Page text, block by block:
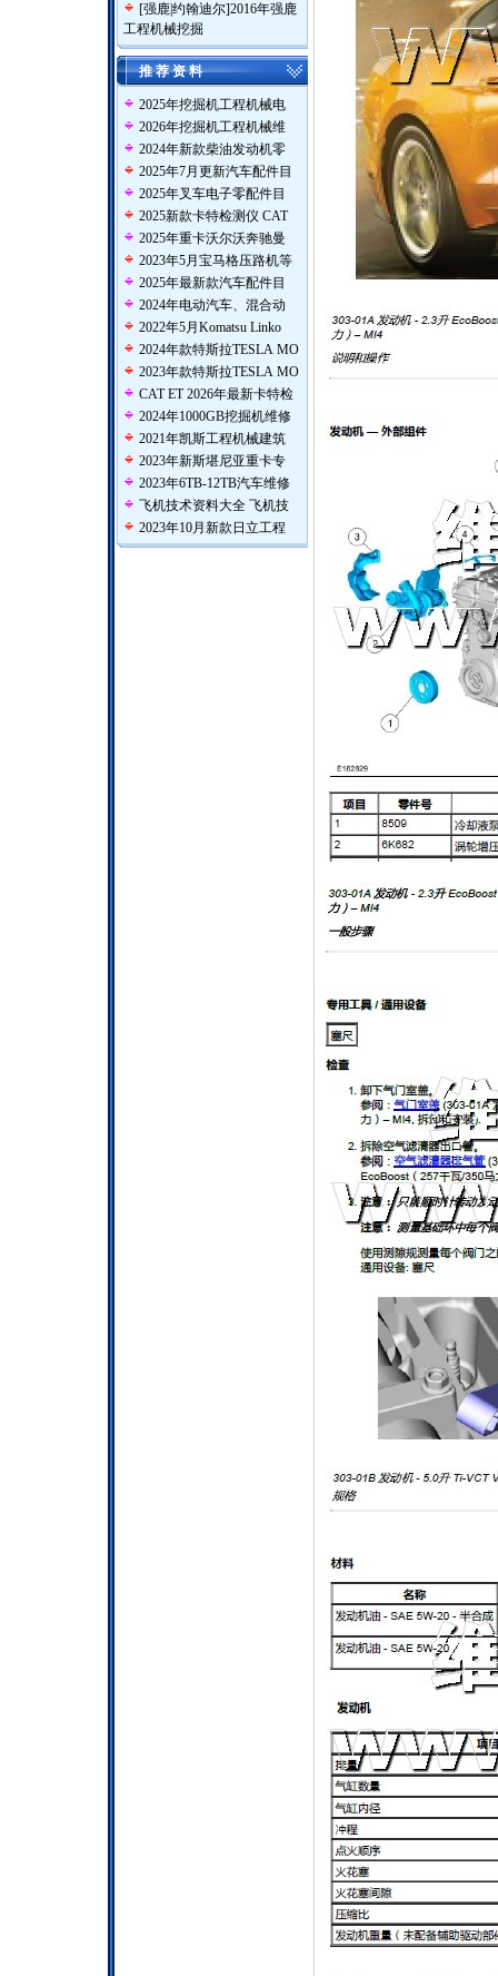
[强鹿|约翰迪尔]2016年强鹿
工程机械挖掘
推 荐 资 料
2025年挖掘机工程机械电
2026年挖掘机工程机械维
2024年新款柴油发动机零
2025年7月更新汽车配件目
2025年叉车电子零配件目
2025新款卡特检测仪 CAT
2025年重卡沃尔沃奔驰曼
2023年5月宝马格压路机等
2025年最新款汽车配件目
2024年电动汽车、混合动
2022年5月Komatsu Linko
2024年款特斯拉TESLA MO
2023年款特斯拉TESLA MO
CAT ET 2026年最新卡特检
2024年1000GB挖掘机维修
2021年凯斯工程机械建筑
2023年新斯堪尼亚重卡专
2023年6TB-12TB汽车维修
飞机技术资料大全 飞机技
2023年10月新款日立工程